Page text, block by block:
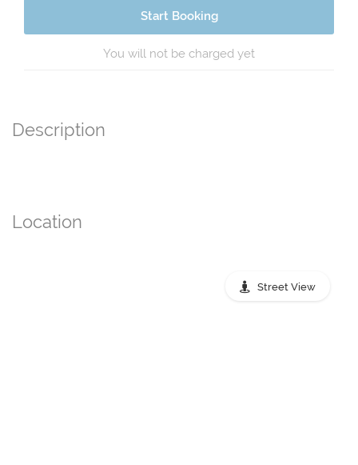
Start Booking
You will not be charged yet
Description
Location
Street View